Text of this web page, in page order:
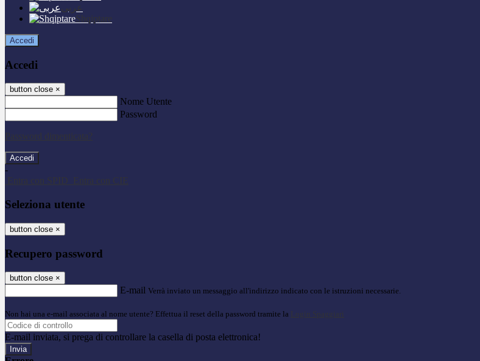
عربى
Shqiptare
Accedi
Accedi
button close ×
Nome Utente
Password
Password dimenticata?
-
Entra con SPID
Entra con CIE
Seleziona utente
button close ×
Recupero password
button close ×
E-mail Verrà inviato un messaggio all'indirizzo indicato con le istruzioni necessarie.
Non hai una e-mail associata al nome utente? Effettua il reset della password tramite la Login Spaggiari
E-mail inviata, si prega di controllare la casella di posta elettronica!